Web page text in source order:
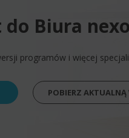
Biura nexo
programów i więcej
POBIERZ AKTUALNĄ